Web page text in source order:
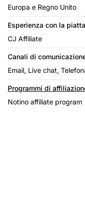
Europa e Regno Unito
Esperienza con la
CJ Affiliate
Canali di
Email, Live chat,
Programmi di
Notino affiliate program